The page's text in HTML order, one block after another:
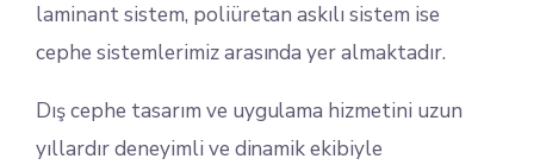
laminant sistem, poliüretan askılı sistem ise
cephe sistemlerimiz arasında yer almaktadır.
Dış cephe tasarım ve uygulama hizmetini uzun
yıllardır deneyimli ve dinamik ekibiyle